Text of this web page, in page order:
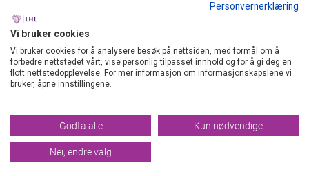
OM OSS
LHL
Industrivegen 67
Org. nr. 940 190 738
Tlf:22 79 90 30
MENY
Forsendelse og retur
Salgsbetingelser
INFO
Temasider og informasjon om LHL Førstehjelp
Om LHL Førstehjelp
Til LHL medlemsbutikk
NYHETSBREV
Registrer deg for å motta nyheter og gode tilbud!
Personvernerklæring
Vi bruker cookies
Vi bruker cookies for å analysere besøk på nettsiden, med formål om å
forbedre nettstedet vårt, vise personlig tilpasset innhold og for å gi deg en
flott nettstedopplevelse. For mer informasjon om informasjonskapslene vi
bruker, åpne innstillingene.
Godta alle Kun nødvendige
Nei, endre valg